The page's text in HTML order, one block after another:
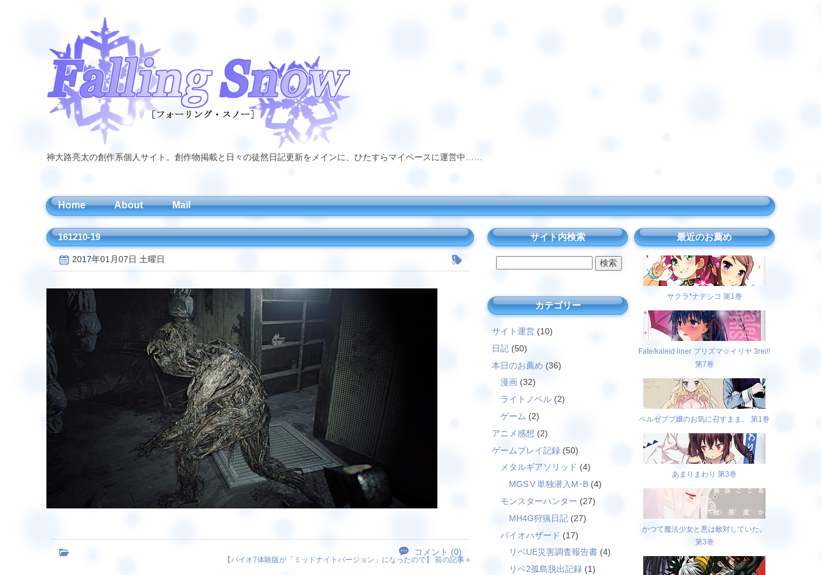
神大路亮太の創作系個人サイト。創作物掲載と日々の徒然日記更新をメインに、ひたすらマイペースに運営中……
Home About Mail
161210-19
2017年01月07日 土曜日
コメント (0)
【バイオ7体験版が「ミッドナイトバージョン」になったので】 前の記事 »
サイト内検索
カテゴリー
サイト運営 (10)
日記 (50)
本日のお薦め (36)
漫画 (32)
ライトノベル (2)
ゲーム (2)
アニメ感想 (2)
ゲームプレイ記録 (50)
メタルギアソリッド (4)
MGSⅤ単独潜入M･B (4)
モンスターハンター (27)
MH4G狩猟日記 (27)
バイオハザード (17)
リベUE災害調査報告書 (4)
リベ2孤島脱出記録 (1)
最近のお薦め
サクラ*ナデシコ 第1巻
Fate/kaleid liner プリズマ☆イリヤ 3rei!!
第7巻
ベルゼブブ嬢のお気に召すまま。 第1巻
あまりまわり 第3巻
かつて魔法少女と悪は敵対していた。
第3巻